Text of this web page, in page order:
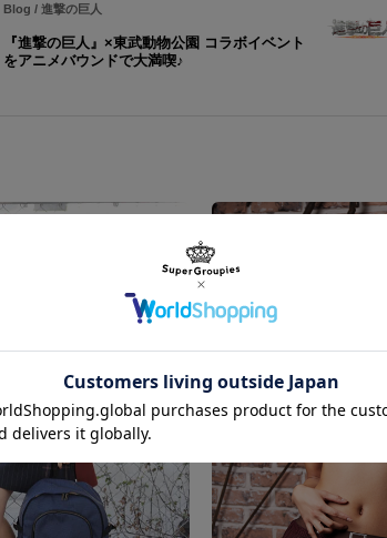
Blog / 進撃の巨人
『進撃の巨人』×東武動物公園 コラボイベント
をアニメバウンドで大満喫♪